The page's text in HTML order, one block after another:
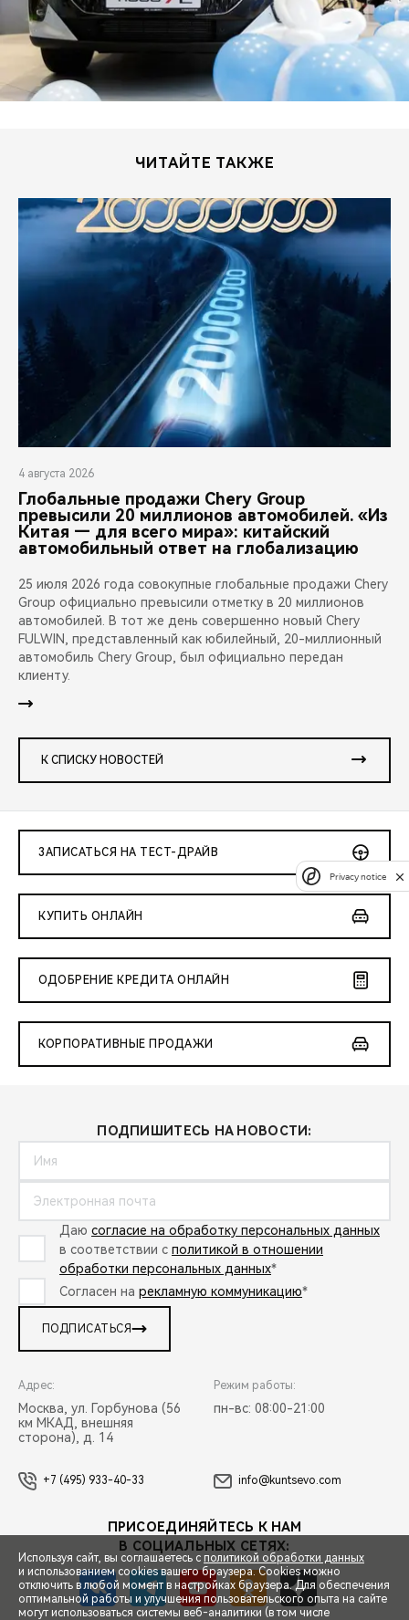
ЧИТАЙТЕ ТАКЖЕ
4 августа 2026
Глобальные продажи Chery Group
превысили 20 миллионов автомобилей. «Из
Китая — для всего мира»: китайский
автомобильный ответ на глобализацию
25 июля 2026 года совокупные глобальные продажи Chery
Group официально превысили отметку в 20 миллионов
автомобилей. В тот же день совершенно новый Chery
FULWIN, представленный как юбилейный, 20-миллионный
автомобиль Chery Group, был официально передан
клиенту.
К СПИСКУ НОВОСТЕЙ
ЗАПИСАТЬСЯ НА ТЕСТ-ДРАЙВ
КУПИТЬ ОНЛАЙН
ОДОБРЕНИЕ КРЕДИТА ОНЛАЙН
КОРПОРАТИВНЫЕ ПРОДАЖИ
ПОДПИШИТЕСЬ НА НОВОСТИ:
Даю согласие на обработку персональных данных
в соответствии с политикой в отношении
обработки персональных данных*
Согласен на рекламную коммуникацию*
ПОДПИСАТЬСЯ
Адрес:
Москва, ул. Горбунова (56
км МКАД, внешняя
сторона), д. 14
Режим работы:
пн-вс: 08:00-21:00
+7 (495) 933-40-33 info@kuntsevo.com
ПРИСОЕДИНЯЙТЕСЬ К НАМ
В СОЦИАЛЬНЫХ СЕТЯХ:
Используя сайт, вы соглашаетесь с политикой обработки данных
и использованием cookies вашего браузера. Cookies можно
отключить в любой момент в настройках браузера. Для обеспечения
оптимальной работы и улучшения пользовательского опыта на сайте
могут использоваться системы веб-аналитики (в том числе
Privacy notice